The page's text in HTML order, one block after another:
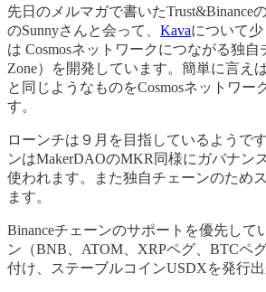
先日のメルマガで書いたTrust&Binance
のSunnyさんと会って、 Kavaについて
は Cosmosネットワークにつながる独自
Zone）を開発しています。簡単に言え
と同じようなものをCosmosネットワー
す。
ローンチは９月を目指しているようで
ンはMakerDAOのMKR同様にガバナン
使われます。また独自チェーンのため
ます。
Binanceチェーンのサポートを優先して
ン（BNB、ATOM、XRPペグ、BTCペ
付け、ステーブルコインUSDXを発行出